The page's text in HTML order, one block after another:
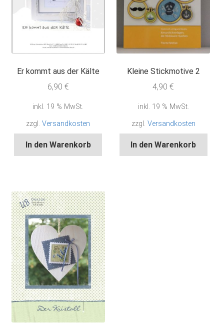
Er kommt aus der Kälte
6,90 €
inkl. 19 % MwSt.
zzgl.Versandkosten
In den Warenkorb
Kleine Stickmotive 2
4,90€
inkl. 19 % MwSt.
zzgl. Versandkosten
In den Warenkorb